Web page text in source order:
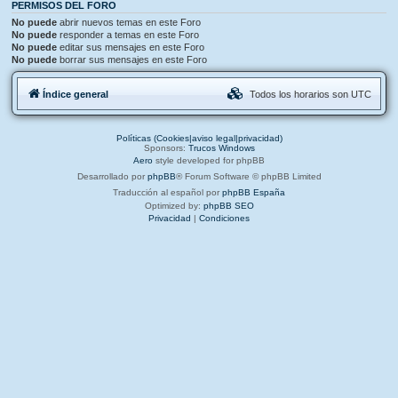
PERMISOS DEL FORO
No puede abrir nuevos temas en este Foro
No puede responder a temas en este Foro
No puede editar sus mensajes en este Foro
No puede borrar sus mensajes en este Foro
Índice general Todos los horarios son UTC
Políticas (Cookies|aviso legal|privacidad)
Sponsors: Trucos Windows
Aero style developed for phpBB
Desarrollado por phpBB® Forum Software © phpBB Limited
Traducción al español por phpBB España
Optimized by: phpBB SEO
Privacidad | Condiciones